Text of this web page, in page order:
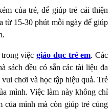
của trẻ, để giúp trẻ cải thiện
từ 15-30 phút mỗi ngày để giúp
trong việcgiáo dục trẻ em. Các
sách đều có sẵn các tài liệu đa
chơi và học tập hiệu quả. Trẻ
mình. Việc làm này không chỉ
của mình mà còn giúp trẻ củng